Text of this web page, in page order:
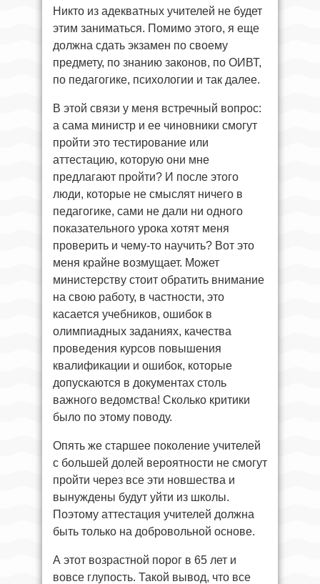
Никто из адекватных учителей не будет
этим заниматься. Помимо этого, я еще
должна сдать экзамен по своему
предмету, по знанию законов, по ОИВТ,
по педагогике, психологии и так далее.
В этой связи у меня встречный вопрос:
а сама министр и ее чиновники смогут
пройти это тестирование или
аттестацию, которую они мне
предлагают пройти? И после этого
люди, которые не смыслят ничего в
педагогике, сами не дали ни одного
показательного урока хотят меня
проверить и чему-то научить? Вот это
меня крайне возмущает. Может
министерству стоит обратить внимание
на свою работу, в частности, это
касается учебников, ошибок в
олимпиадных заданиях, качества
проведения курсов повышения
квалификации и ошибок, которые
допускаются в документах столь
важного ведомства! Сколько критики
было по этому поводу.
Опять же старшее поколение учителей
с большей долей вероятности не смогут
пройти через все эти новшества и
вынуждены будут уйти из школы.
Поэтому аттестация учителей должна
быть только на добровольной основе.
А этот возрастной порог в 65 лет и
вовсе глупость. Такой вывод, что все